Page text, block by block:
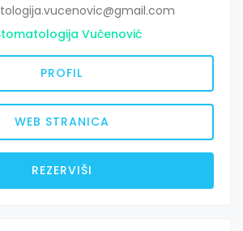
Vučenović
PROFIL
WEB STRANICA
REZERVIŠI